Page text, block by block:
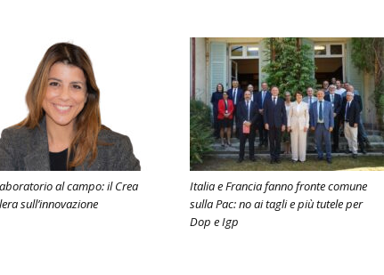
al campo: il Crea
sull’innovazione
Italia e Francia fanno fronte comune
sulla Pac: no ai tagli e più tutele per
Dop e Igp